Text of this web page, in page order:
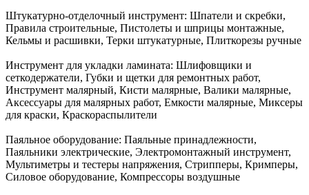
Штукатурно-отделочный инструмент: Шпатели и скребки,
Правила строительные, Пистолеты и шприцы монтажные,
Кельмы и расшивки, Терки штукатурные, Плиткорезы ручные
Инструмент для укладки ламината: Шлифовщики и
сеткодержатели, Губки и щетки для ремонтных работ,
Инструмент малярный, Кисти малярные, Валики малярные,
Аксессуары для малярных работ, Емкости малярные, Миксеры
для краски, Краскораспылители
Паяльное оборудование: Паяльные принадлежности,
Паяльники электрические, Электромонтажный инструмент,
Мультиметры и тестеры напряжения, Стрипперы, Кримперы,
Силовое оборудование, Компрессоры воздушные